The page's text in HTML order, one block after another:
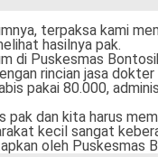
terpaksa kami
hasilnya pak.
di Puskesmas
rincian jasa
pakai 80.000,
pak dan kita harus
kecil sangat
oleh Puskesmas